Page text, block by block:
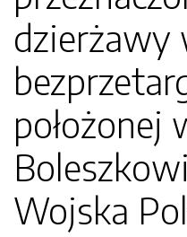
dzierżawy
położonej
Wojska